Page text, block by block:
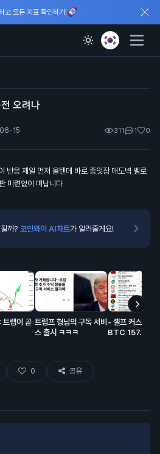
고 모든 지표 확인하기!
오려나
15 311 1 0
반응 제일 먼저 올텐데 바로 종잇장 매도벽 벨로
미련없이 떠납니다
까? 코인와이 AI차트가 알려줄게요!
랩이 곧 트럼프 형님의 구독 서비
스 출시 ㅋㅋㅋ
- 셀프 커스터디
BTC 157.1만 개
0 공유